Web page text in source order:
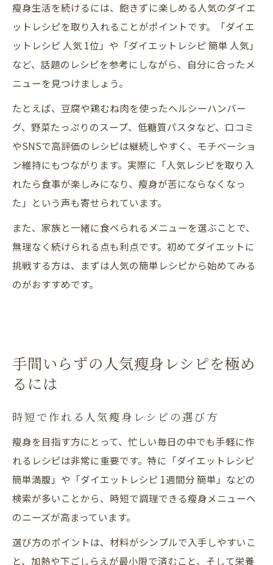
瘦身生活を続けるには、飽きずに楽しめる人気のダイエ
ットレシピを取り入れることがポイントです。「ダイエ
ットレシピ 人気 1位」や「ダイエットレシピ 簡単 人気」
など、話題のレシピを参考にしながら、自分に合ったメ
ニューを見つけましょう。
たとえば、豆腐や鶏むね肉を使ったヘルシーハンバー
グ、野菜たっぷりのスープ、低糖質パスタなど、口コミ
やSNSで高評価のレシピは継続しやすく、モチベーショ
ン維持にもつながります。実際に「人気レシピを取り入
れたら食事が楽しみになり、瘦身が苦にならなくなっ
た」という声も寄せられています。
また、家族と一緒に食べられるメニューを選ぶことで、
無理なく続けられる点も利点です。初めてダイエットに
挑戦する方は、まずは人気の簡単レシピから始めてみる
のがおすすめです。
手間いらずの人気瘦身レシピを極め
るには
時短で作れる人気瘦身レシピの選び方
瘦身を目指す方にとって、忙しい毎日の中でも手軽に作
れるレシピは非常に重要です。特に「ダイエットレシピ
簡単満腹」や「ダイエットレシピ 1週間分 簡単」などの
検索が多いことから、時短で調理できる瘦身メニューへ
のニーズが高まっています。
選び方のポイントは、材料がシンプルで入手しやすいこ
と、加熱や下ごしらえが最小限で済むこと、そして栄養